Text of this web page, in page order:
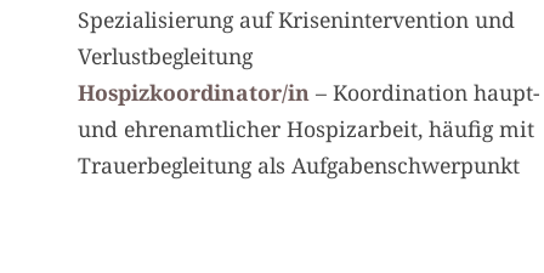
Spezialisierung auf Krisenintervention und
Verlustbegleitung
Hospizkoordinator/in – Koordination haupt-
und ehrenamtlicher Hospizarbeit, häufig mit
Trauerbegleitung als Aufgabenschwerpunkt